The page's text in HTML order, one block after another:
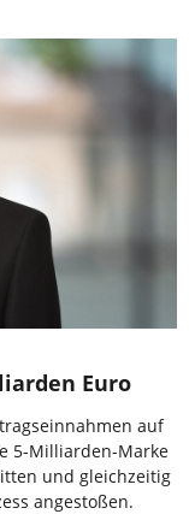
Euro
auf
5-Milliarden-Marke
und gleichzeitig
angestoßen.